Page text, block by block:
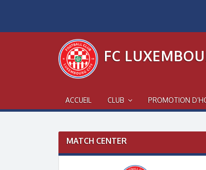
FC
ACCUEIL CLUB PROMOTION
MATCH CENTER